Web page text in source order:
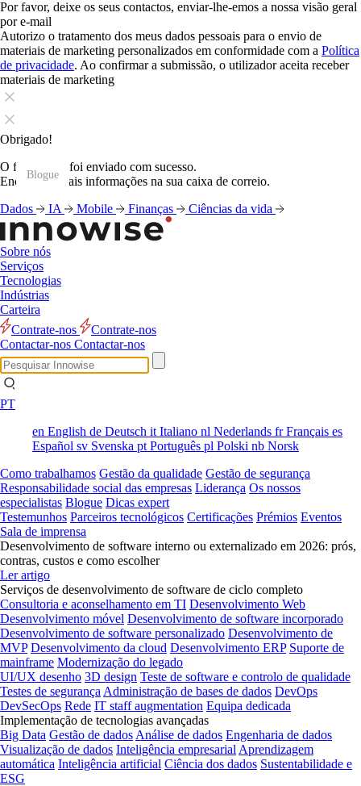
Por favor, deixe os seus contactos, enviar-lhe-emos a nossa visão geral
por e-mail
Autorizo o tratamento dos meus dados pessoais para o envio de
materiais de marketing personalizados em conformidade com a Política
de privacidade. Ao confirmar a submissão, o utilizador aceita receber
materiais de marketing
Obrigado!
O formulário foi enviado com sucesso.
Encontrará mais informações na sua caixa de correio.
Dados
IA Mobile Finanças Ciências da vida
Sobre nós
Serviços
Tecnologias
Indústrias
Carteira
Contrate-nos
Contrate-nos
Contactar-nos Contactar-nos
PT
en English de Deutsch it Italiano nl Nederlands frFrançais es
Español sv Svenska pt Português pl Polski nb Norsk
Como trabalhamos Gestão da qualidade Gestão de segurança
Responsabilidade social das empresas Liderança Os nossos
especialistas Blogue Dicas expert
Testemunhos Parceiros tecnológicos Certificações Prémios Eventos
Sala de imprensa
Desenvolvimento de software interno ou externalizado em 2026: prós,
contras, custos e como escolher
Ler artigo
Serviços de desenvolvimento de software de ciclo completo
Consultoria e aconselhamento em TI Desenvolvimento Web
Desenvolvimento móvel Desenvolvimento de software incorporado
Desenvolvimento de software personalizado Desenvolvimento de
MVP Desenvolvimento da cloud Desenvolvimento ERP Suporte de
mainframe Modernização do legado
UI/UX desenho 3D design Teste de software e controlo de qualidade
Testes de segurança Administração de bases de dados DevOps
DevSecOps Rede IT staff augmentation Equipa dedicada
Implementação de tecnologias avançadas
Big Data Gestão de dados Análise de dados Engenharia de dados
Visualização de dados Inteligência empresarial Aprendizagem
automática Inteligência artificial Ciência dos dados Sustentabilidade e
ESG
Blogue
Blogue
Blogue
Blogue
Blogue
Blogue
Blogue
Blogue
Blogue
Blogue
Blogue
Blogue